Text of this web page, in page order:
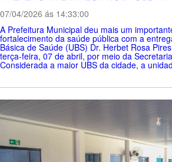
07/04/2026 ás 14:33:00
A Prefeitura Municipal deu mais um
fortalecimento da saúde pública com a
Básica de Saúde (UBS) Dr. Herbet Rosa
terça-feira, 07 de abril, por meio da
Considerada a maior UBS da cidade, a